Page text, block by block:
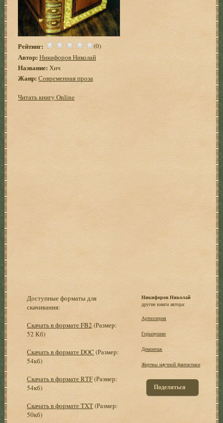
Рейтинг: (0)
Автор: Никифоров Николай
Название: Хич
Жанр: Современная проза
Читать книгу Online
Доступные форматы для
скачивания:
Скачать в формате FB2 (Размер:
52 Кб)
Скачать в формате DOC (Размер:
54кб)
Скачать в формате RTF(Размер:
54кб)
Скачать в формате TXT(Размер:
50кб)
Никифоров Николай
другие книги автора:
Артиллерия
Горынушко
Демонтаж
Жертвы научной фантастики
Поделиться